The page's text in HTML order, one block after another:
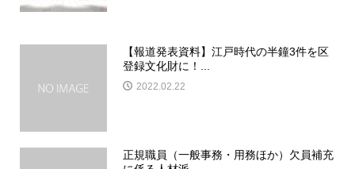
【報道発表資料】江戸時代の半鐘3件を区
登録文化財に！...
2022.02.22
正規職員（一般事務・用務ほか）欠員補充